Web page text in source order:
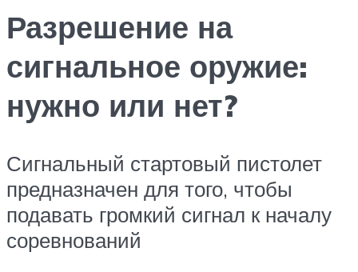
Разрешение на
сигнальное оружие:
нужно или нет?
Сигнальный стартовый пистолет
предназначен для того, чтобы
подавать громкий сигнал к началу
соревнований